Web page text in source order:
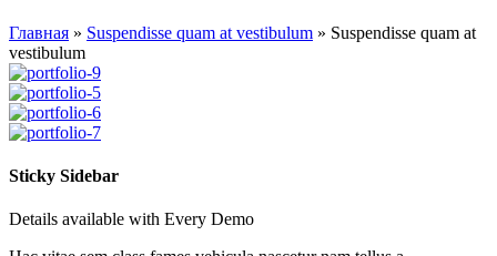
Главная » Suspendisse quam at vestibulum » Suspendisse quam at
vestibulum
Sticky Sidebar
Details available with Every Demo